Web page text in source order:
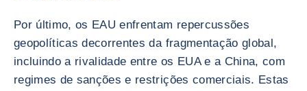
Por último, os EAU enfrentam repercussões
geopolíticas decorrentes da fragmentação global,
incluindo a rivalidade entre os EUA e a China, com
regimes de sanções e restrições comerciais. Estas